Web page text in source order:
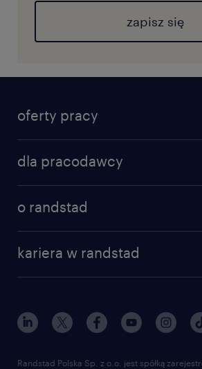
zapisz się
oferty pracy
dla pracodawcy
o randstad
kariera w randstad
Randstad Polska Sp. z o.o. jest spółką